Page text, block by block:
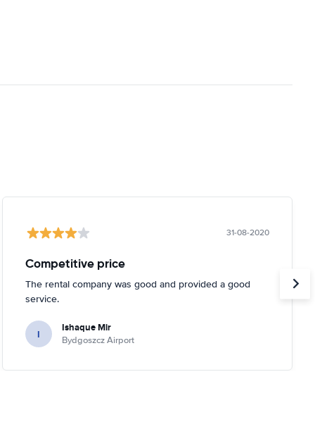
31-08-2020
Competitive price
The rental company was good and provided a good
service.
I Ishaque Mir
Bydgoszcz Airport